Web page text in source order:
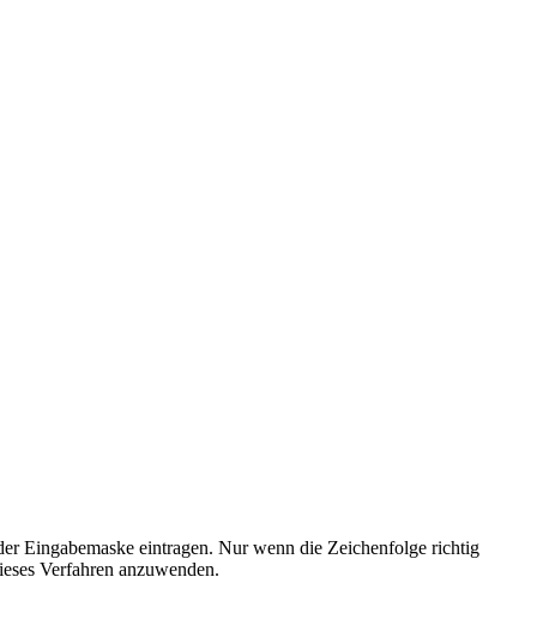
Eingabemaske eintragen. Nur wenn die Zeichenfolge richtig
Verfahren anzuwenden.